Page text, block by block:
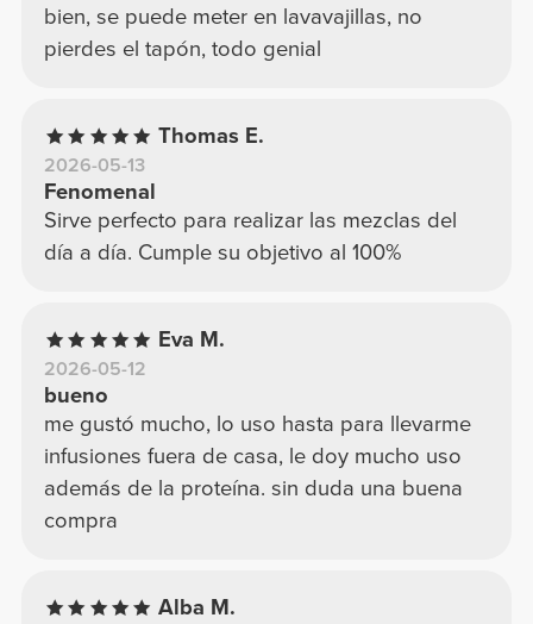
bien, se puede meter en lavavajillas, no
pierdes el tapón, todo genial
Thomas E.
2026-05-13
Fenomenal
Sirve perfecto para realizar las mezclas del
día a día. Cumple su objetivo al 100%
Eva M.
2026-05-12
bueno
me gustó mucho, lo uso hasta para llevarme
infusiones fuera de casa, le doy mucho uso
además de la proteína. sin duda una buena
compra
Alba M.